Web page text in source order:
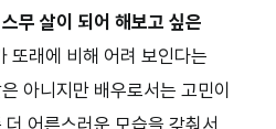
무 살이 되어 해보고 싶은
또래에 비해 어려 보인다는
아니지만 배우로서는 고민이
어른스러운 모습을 갖춰서